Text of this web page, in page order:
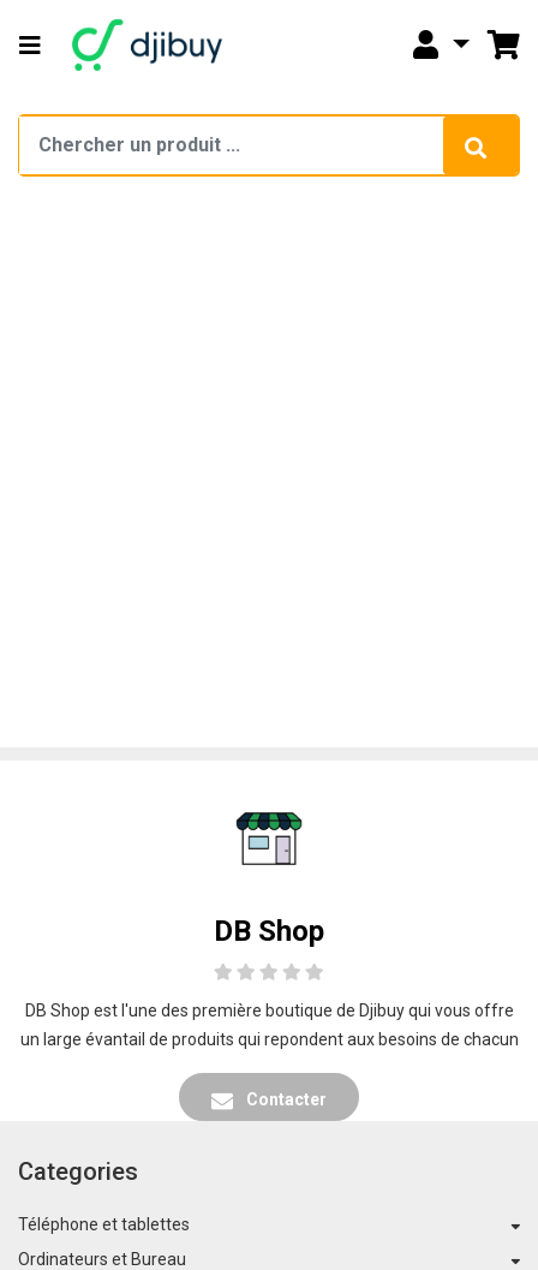
DB Shop
DB Shop est l'une des première boutique de Djibuy qui vous offre
un large évantail de produits qui repondent aux besoins de chacun
Contacter
Categories
Téléphone et tablettes
Ordinateurs et Bureau